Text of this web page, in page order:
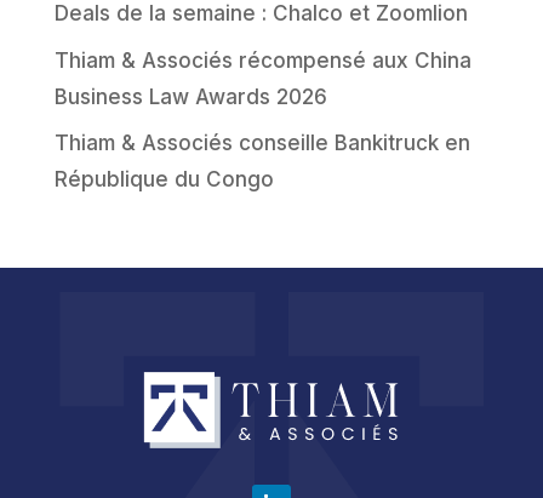
Deals de la semaine : Chalco et Zoomlion
Thiam & Associés récompensé aux China
Business Law Awards 2026
Thiam & Associés conseille Bankitruck en
République du Congo